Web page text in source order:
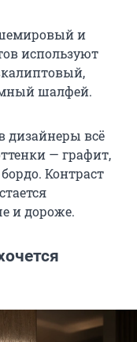
и
используют
шалфей.
дизайнеры всё
— графит,
Контраст
и дороже.